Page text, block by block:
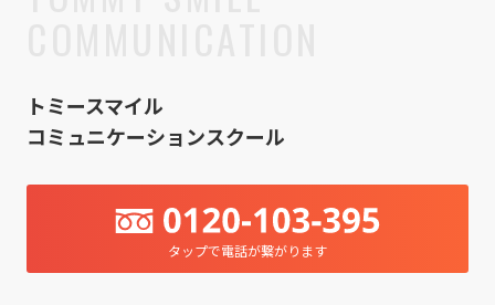
トミースマイル
コミュニケーションスクール
タップで電話が繋がります